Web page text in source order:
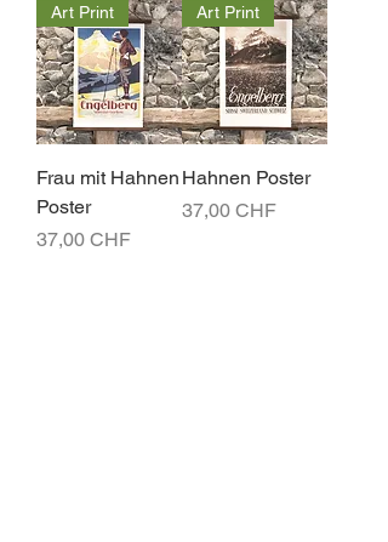
Art Print
Frau mit Hahnen
Poster
Preis
37,00 CHF
Art Print
Hahnen Poster
Preis
37,00 CHF